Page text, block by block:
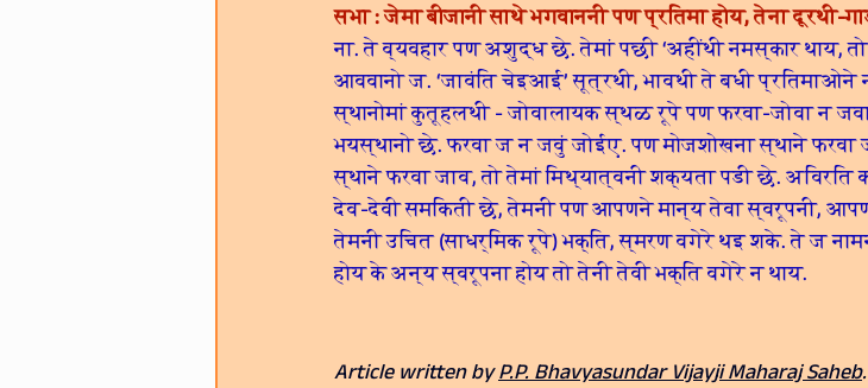
सभा : जेमा बीजानी साथे भगवाननी पण प्रतिमा होय, तेना दूरथी-
ना. ते व्यवहार पण अशुद्ध छे. तेमां पछी ‘अहींथी नमस्कार थाय,
आववानो ज. ‘जावंति चेइआई’ सूत्रथी, भावथी ते बधी
स्थानोमां कुतूहलथी - जोवालायक स्थळ रूपे पण फरवा-जोवा न
भयस्थानो छे. फरवा ज न जवुं जोईए. पण मोजशोखना स्थाने फरवा
स्थाने फरवा जाव, तो तेमां मिथ्यात्वनी शक्यता पडी छे.
देव-देवी समकिती छे, तेमनी पण आपणने मान्य तेवा स्वरूपनी,
तेमनी उचित (साधर्मिक रूपे) भक्ति, स्मरण वगेरे थइ शके. ते ज
होय के अन्य स्वरूपना होय तो तेनी तेवी भक्ति वगेरे न थाय.
Article written by P.P. Bhavyasundar Vijayji Maharaj Saheb.